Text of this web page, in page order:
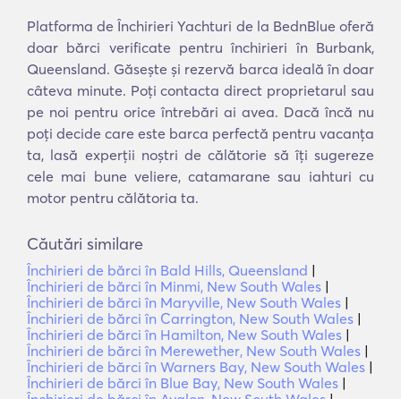
Platforma de Închirieri Yachturi de la BednBlue oferă
doar bărci verificate pentru închirieri în Burbank,
Queensland. Găsește și rezervă barca ideală în doar
câteva minute. Poți contacta direct proprietarul sau
pe noi pentru orice întrebări ai avea. Dacă încă nu
poți decide care este barca perfectă pentru vacanța
ta, lasă experții noștri de călătorie să îți sugereze
cele mai bune veliere, catamarane sau iahturi cu
motor pentru călătoria ta.
Căutări similare
Închirieri de bărci în Bald Hills, Queensland |
Închirieri de bărci în Minmi, New South Wales |
Închirieri de bărci în Maryville, New South Wales |
Închirieri de bărci în Carrington, New South Wales |
Închirieri de bărci în Hamilton, New South Wales |
Închirieri de bărci în Merewether, New South Wales |
Închirieri de bărci în Warners Bay, New South Wales |
Închirieri de bărci în Blue Bay, New South Wales |